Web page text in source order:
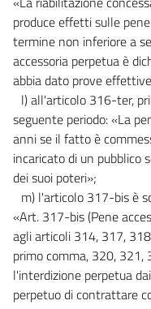
produce effetti sulle
termine non inferiore a
accessoria perpetua è
abbia dato prove
l) all'articolo 316-ter,
seguente periodo: «La
anni se il fatto è
incaricato di un pubblico
dei suoi poteri»;
m) l'articolo 317-bis è
«Art. 317-bis (Pene
agli articoli 314, 317,
primo comma, 320,
l'interdizione perpetua
perpetuo di contrattare